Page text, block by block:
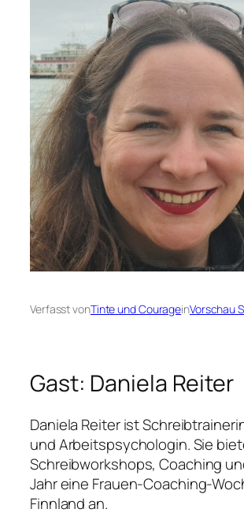
Verfasst vonTinte und CourageinVorschau
Gast: Daniela Reiter
Daniela Reiter ist
und Arbeitspsychologin. Sie
Schreibworkshops, Coaching
Jahr eine Frauen-Coaching-
Finnland an.